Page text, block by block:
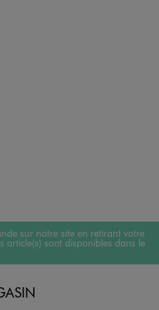
sur notre site en retirant votre
article(s) sont disponibles dans le